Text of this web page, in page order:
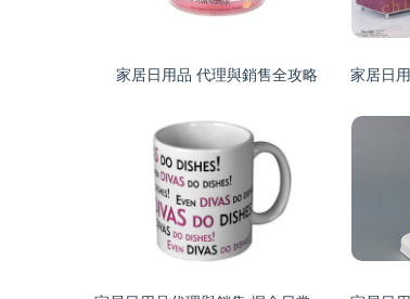
家居日用品 代理與銷售全攻略